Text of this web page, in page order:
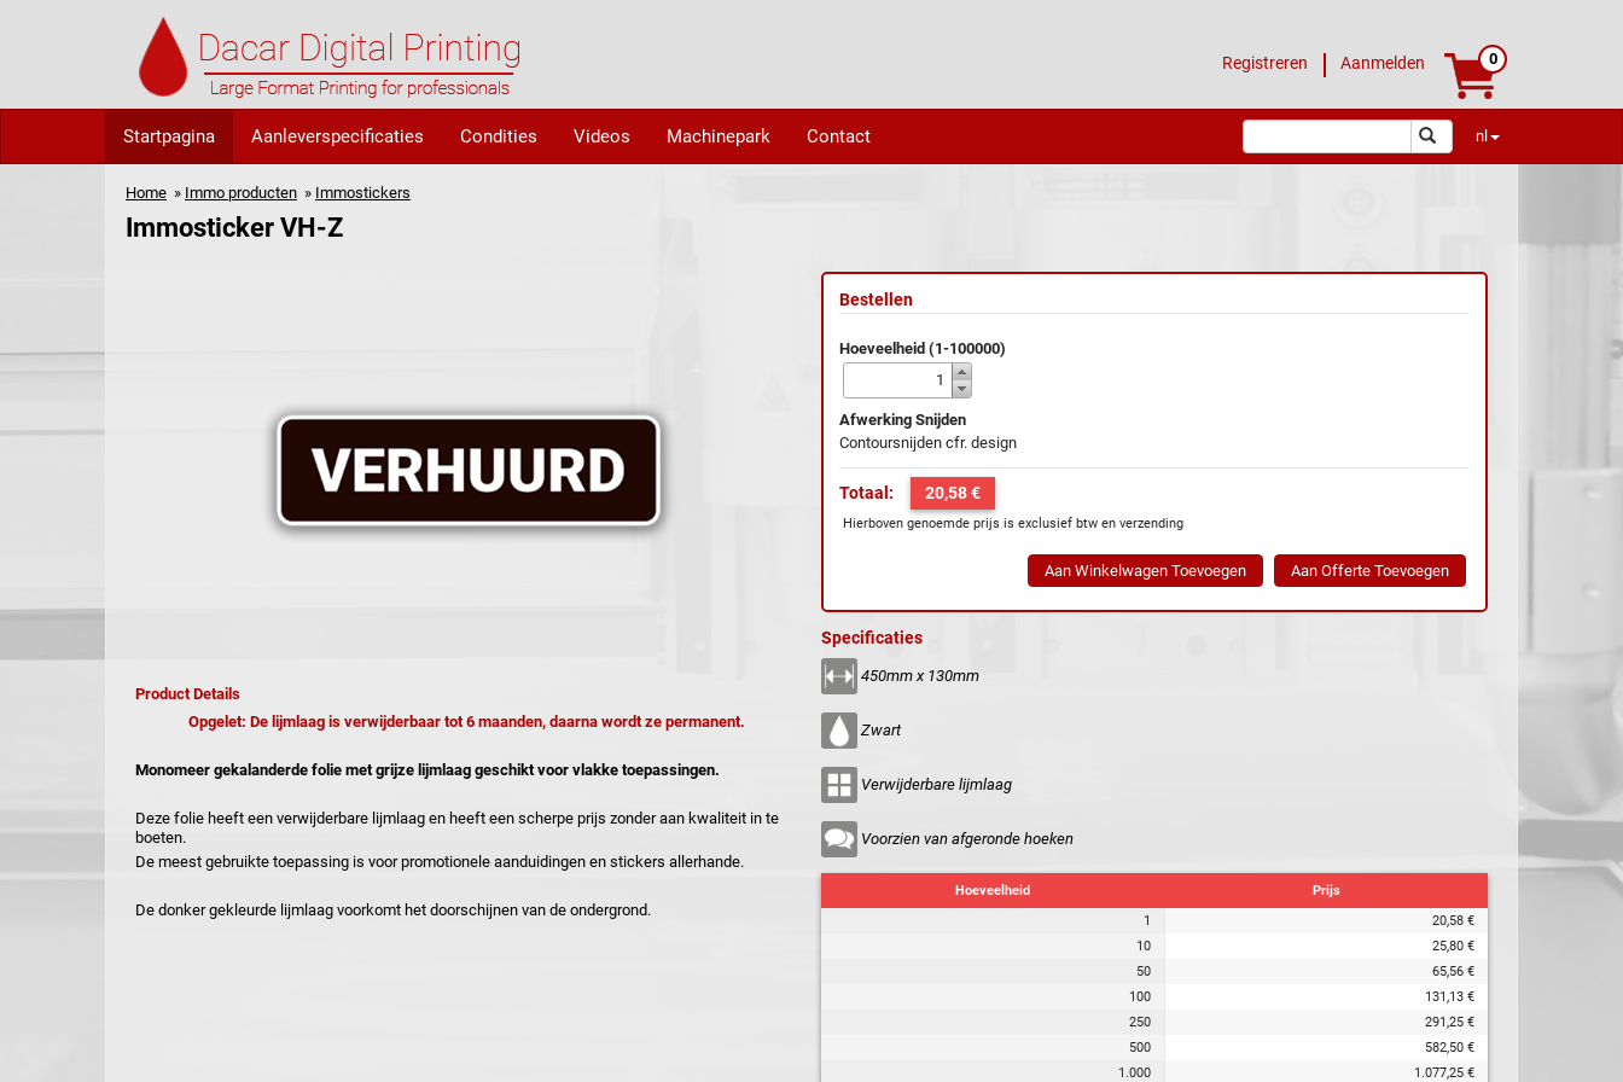
Registreren Aanmelden 0
nl
Startpagina Aanleverspecificaties Condities Videos Machinepark Contact
Home » Immo producten » Immostickers
Immosticker VH-Z
Product Details
Opgelet: De lijmlaag is verwijderbaar tot 6 maanden, daarna wordt ze permanent.
Monomeer gekalanderde folie met grijze lijmlaag geschikt voor vlakke toepassingen.
Deze folie heeft een verwijderbare lijmlaag en heeft een scherpe prijs zonder aan kwaliteit in te
boeten.
De meest gebruikte toepassing is voor promotionele aanduidingen en stickers allerhande.
De donker gekleurde lijmlaag voorkomt het doorschijnen van de ondergrond.
Bestellen
Hoeveelheid (1-100000)
Afwerking Snijden
Contoursnijden cfr. design
Totaal: 20,58 €
Hierboven genoemde prijs is exclusief btw en verzending
Specificaties
450mm x 130mm
Zwart
Verwijderbare lijmlaag
Voorzien van afgeronde hoeken
Hoeveelheid
Prijs
1
20,58 €
10
25,80 €
50
65,56 €
100
131,13 €
250
291,25 €
500
582,50 €
1.000
1.077,25 €